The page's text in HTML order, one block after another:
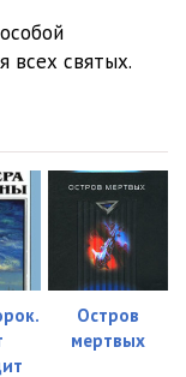
07:26
09:27
17:55
27:20
17:36
всех святых.
Остров
мертвых